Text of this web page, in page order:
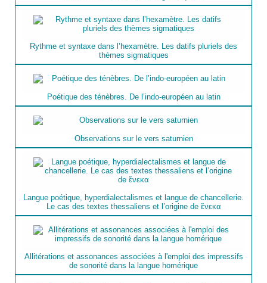
Rythme et syntaxe dans l’hexamètre. Les datifs pluriels des
thèmes sigmatiques
Poétique des ténèbres. De l’indo-européen au latin
Observations sur le vers saturnien
Langue poétique, hyperdialectalismes et langue de chancellerie.
Le cas des textes thessaliens et l’origine de ἕνεκα
Allitérations et assonances associées à l'emploi des impressifs
de sonorité dans la langue homérique